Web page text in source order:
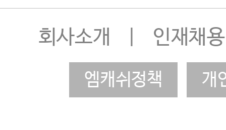
회사소개 인재채용
엠캐쉬정책 개